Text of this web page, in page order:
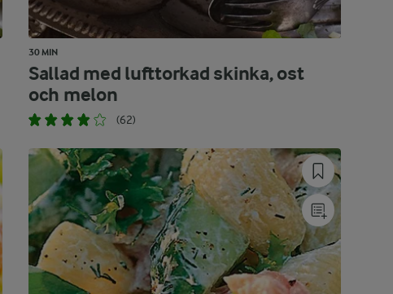
30 MIN
Sallad med lufttorkad skinka, ost
och melon
(62)